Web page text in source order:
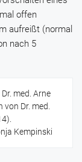
offen
aufreißt (normal
nach 5
med. Arne
Dr. med.
Kempinski